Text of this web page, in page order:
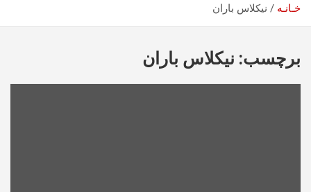
خـانـه نیکلاس باران
برچسب: نیکلاس باران